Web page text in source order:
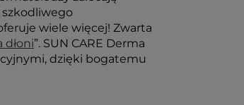
wiele więcej! Zwarta
dłoni”. SUN CARE Derma
dzięki bogatemu